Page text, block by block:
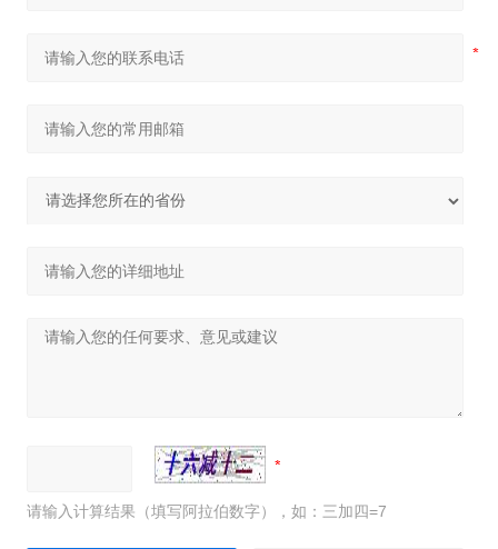
请输入计算结果（填写阿拉伯数字），如：三加四=7